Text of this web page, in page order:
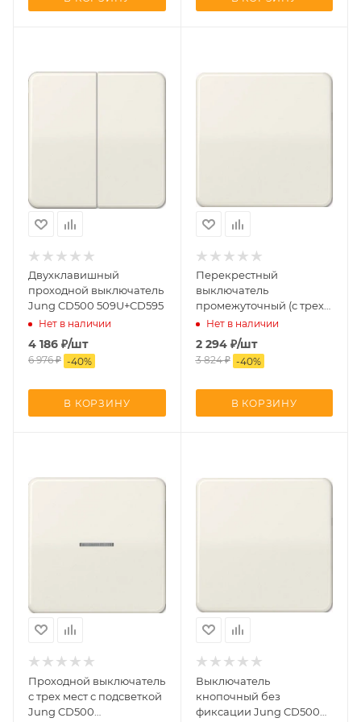
Двухклавишный
проходной выключатель
Jung CD500 509U+CD595
Нет в наличии
4 186 ₽/шт
6 976₽ -40%
В КОРЗИНУ
Перекрестный
выключатель
промежуточный (с трех
мест) Jung CD500
507U+CD590
Нет в наличии
2 294₽/шт
3 824₽ -40%
В КОРЗИНУ
Проходной выключатель
с трех мест с подсветкой
Jung CD500
Выключатель
кнопочный без
фиксации Jung CD500